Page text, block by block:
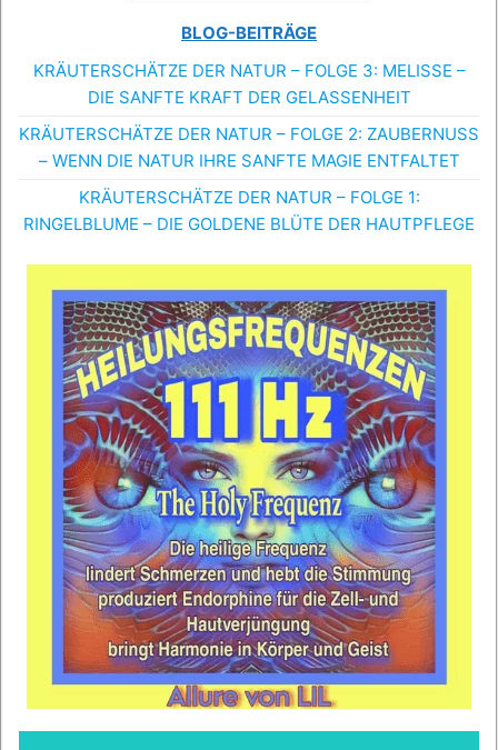
BLOG-BEITRÄGE
KRÄUTERSCHÄTZE DER NATUR – FOLGE 3: MELISSE –
DIE SANFTE KRAFT DER GELASSENHEIT
KRÄUTERSCHÄTZE DER NATUR – FOLGE 2: ZAUBERNUSS
– WENN DIE NATUR IHRE SANFTE MAGIE ENTFALTET
KRÄUTERSCHÄTZE DER NATUR – FOLGE 1:
RINGELBLUME – DIE GOLDENE BLÜTE DER HAUTPFLEGE